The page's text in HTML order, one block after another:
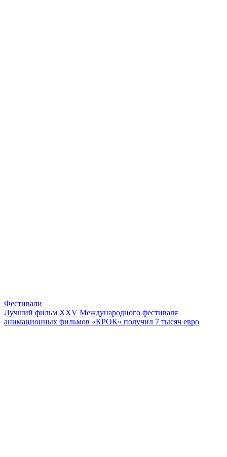
Фестивали
Лучший фильм XXV Международного фестиваля
анимационных фильмов «КРОК» получил 7 тысяч евро